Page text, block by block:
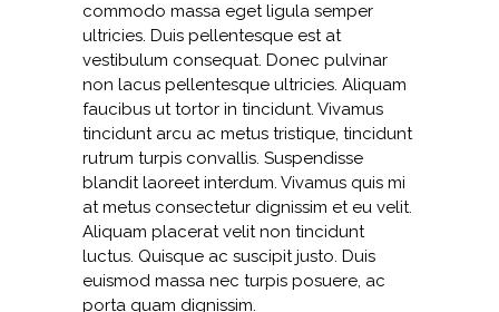
commodo massa eget ligula semper
ultricies. Duis pellentesque est at
vestibulum consequat. Donec pulvinar
non lacus pellentesque ultricies. Aliquam
faucibus ut tortor in tincidunt. Vivamus
tincidunt arcu ac metus tristique, tincidunt
rutrum turpis convallis. Suspendisse
blandit laoreet interdum. Vivamus quis mi
at metus consectetur dignissim et eu velit.
Aliquam placerat velit non tincidunt
luctus. Quisque ac suscipit justo. Duis
euismod massa nec turpis posuere, ac
porta quam dignissim.